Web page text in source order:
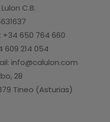
C.B.
+34 650 764 660
609 214 054
info@calulon.com
28
Tineo (Asturias)